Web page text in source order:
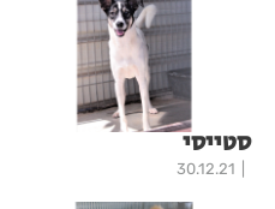
סטייסי
30.12.21